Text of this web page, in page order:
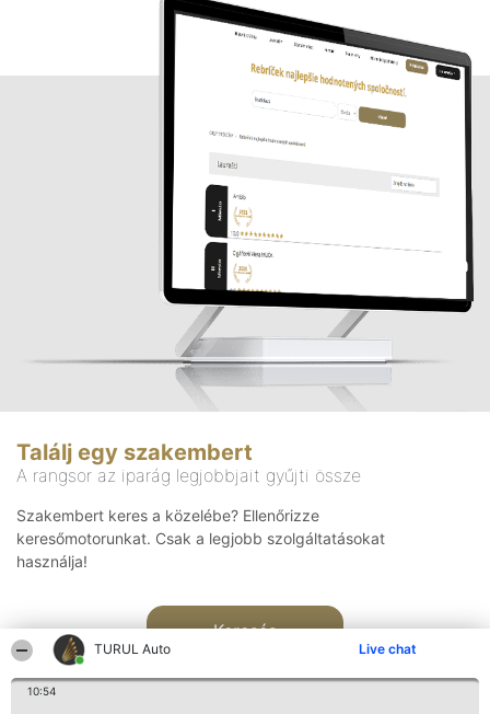
TURUL Auto Live chat
10:54
Találj egy szakembert
A rangsor az iparág legjobbjait gyűjti össze
Szakembert keres a közelébe? Ellenőrizze
keresőmotorunkat. Csak a legjobb szolgáltatásokat
használja!
Keresés